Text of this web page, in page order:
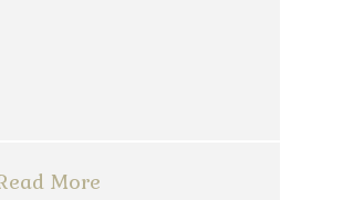
More